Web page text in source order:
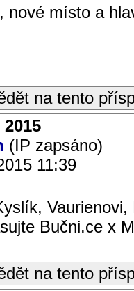
nové místo a
na tento
(IP zapsáno)
11:39
Bučni.ce x
na tento